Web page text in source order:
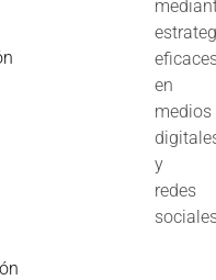
en
medios
y
redes